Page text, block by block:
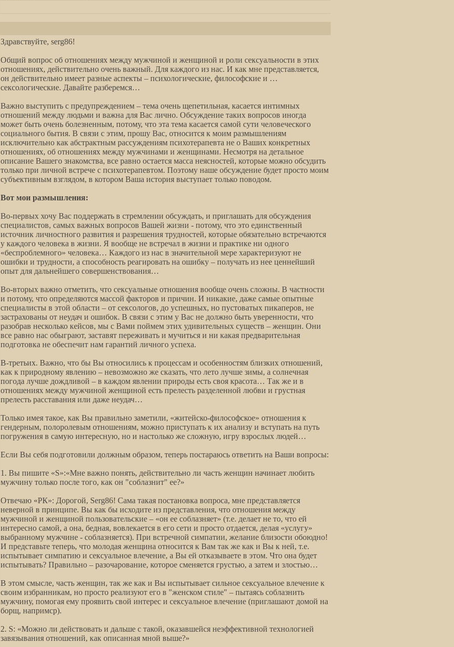
Здравствуйте, serg86!
Общий вопрос об отношениях между мужчиной и женщиной и роли сексуальности в этих
отношениях, действительно очень важный. Для каждого из нас. И как мне представляется,
он действительно имеет разные аспекты – психологические, философские и …
сексологические. Давайте разберемся…
Важно выступить с предупреждением – тема очень щепетильная, касается интимных
отношений между людьми и важна для Вас лично. Обсуждение таких вопросов иногда
может быть очень болезненным, потому, что эта тема касается самой сути человеческого
социального бытия. В связи с этим, прошу Вас, относится к моим размышлениям
исключительно как абстрактным рассуждениям психотерапевта не о Ваших конкретных
отношениях, об отношениях между мужчинами и женщинами. Несмотря на детальное
описание Вашего знакомства, все равно остается масса неясностей, которые можно обсудить
только при личной встрече с психотерапевтом. Поэтому наше обсуждение будет просто моим
субъективным взглядом, в котором Ваша история выступает только поводом.
Вот мои размышления:
Во-первых хочу Вас поддержать в стремлении обсуждать, и приглашать для обсуждения
специалистов, самых важных вопросов Вашей жизни - потому, что это единственный
источник личностного развития и разрешения трудностей, которые обязательно встречаются
у каждого человека в жизни. Я вообще не встречал в жизни и практике ни одного
«беспроблемного» человека… Каждого из нас в значительной мере характеризуют не
ошибки и трудности, а способность реагировать на ошибку – получать из нее ценнейший
опыт для дальнейшего совершенствования…
Во-вторых важно отметить, что сексуальные отношения вообще очень сложны. В частности
и потому, что определяются массой факторов и причин. И никакие, даже самые опытные
специалисты в этой области – от сексологов, до успешных, но пустоватых пикаперов, не
застрахованы от неудач и ошибок. В связи с этим у Вас не должно быть уверенности, что
разобрав несколько кейсов, мы с Вами поймем этих удивительных существ – женщин. Они
все равно нас обыграют, заставят переживать и мучиться и ни какая предварительная
подготовка не обеспечит нам гарантий личного успеха.
В-третьих. Важно, что бы Вы относились к процессам и особенностям близких отношений,
как к природному явлению – невозможно же сказать, что лето лучше зимы, а солнечная
погода лучше дождливой – в каждом явлении природы есть своя красота… Так же и в
отношениях между мужчиной женщиной есть прелесть разделенной любви и грустная
прелесть расставания или даже неудач…
Только имея такое, как Вы правильно заметили, «житейско-философское» отношения к
гендерным, полоролевым отношениям, можно приступать к их анализу и вступать на путь
погружения в самую интересную, но и настолько же сложную, игру взрослых людей…
Если Вы себя подготовили должным образом, теперь постараюсь ответить на Ваши вопросы:
1. Вы пишите «S»:«Мне важно понять, действительно ли часть женщин начинает любить
мужчину только после того, как он "соблазнит" ее?»
Отвечаю «РК»: Дорогой, Serg86! Сама такая постановка вопроса, мне представляется
неверной в принципе. Вы как бы исходите из представления, что отношения между
мужчиной и женщиной пользовательские – «он ее соблазняет» (т.е. делает не то, что ей
интересно самой, а она, бедная, вовлекается в его сети и просто отдается, делая «услугу»
выбранному мужчине - соблазняется). При встречной симпатии, желание близости обоюдно!
И представьте теперь, что молодая женщина относится к Вам так же как и Вы к ней, т.е.
испытывает симпатию и сексуальное влечение, а Вы ей отказываете в этом. Что она будет
испытывать? Правильно – разочарование, которое сменяется грустью, а затем и злостью…
В этом смысле, часть женщин, так же как и Вы испытывает сильное сексуальное влечение к
своим избранникам, но просто реализуют его в "женском стиле" – пытаясь соблазнить
мужчину, помогая ему проявить свой интерес и сексуальное влечение (приглашают домой на
борщ, напримср).
2. S: «Можно ли действовать и дальше с такой, оказавшейся неэффективной технологией
завязывания отношений, как описанная мной выше?»